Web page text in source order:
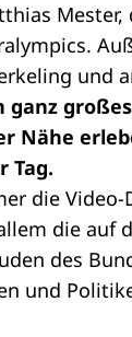
und
ganz
Nähe
Tag.
die
die auf
des
und